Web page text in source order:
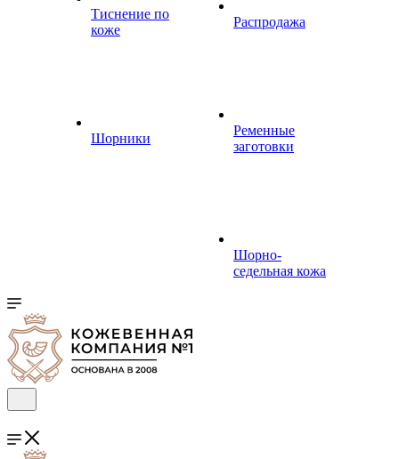
Тиснение по
коже
Шорники
Распродажа
Ременные
заготовки
Шорно-
седельная кожа